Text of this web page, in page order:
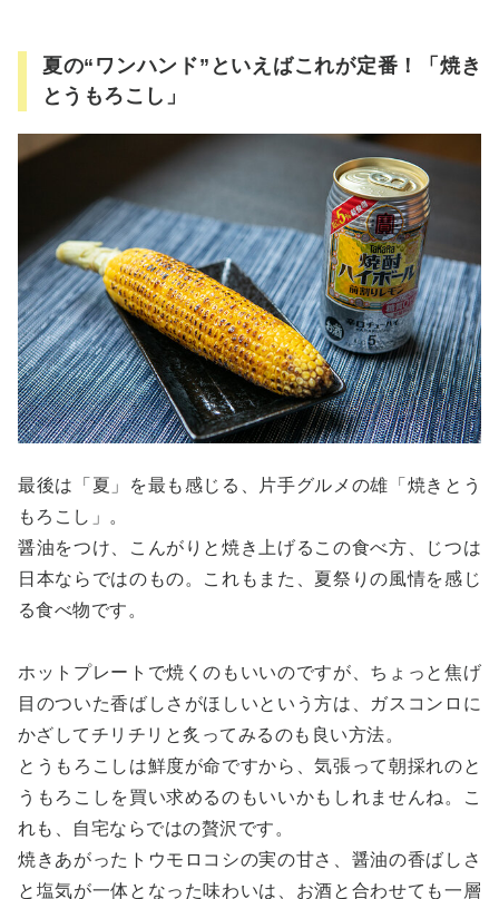
夏の“ワンハンド”といえばこれが定番！「焼き
とうもろこし」
最後は「夏」を最も感じる、片手グルメの雄「焼きとう
もろこし」。
醤油をつけ、こんがりと焼き上げるこの食べ方、じつは
日本ならではのもの。これもまた、夏祭りの風情を感じ
る食べ物です。
ホットプレートで焼くのもいいのですが、ちょっと焦げ
目のついた香ばしさがほしいという方は、ガスコンロに
かざしてチリチリと炙ってみるのも良い方法。
とうもろこしは鮮度が命ですから、気張って朝採れのと
うもろこしを買い求めるのもいいかもしれませんね。こ
れも、自宅ならではの贅沢です。
焼きあがったトウモロコシの実の甘さ、醤油の香ばしさ
と塩気が一体となった味わいは、お酒と合わせても一層